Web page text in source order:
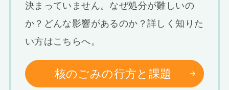
決まっていません。なぜ処分が難しいの
か？どんな影響があるのか？詳しく知りた
い方はこちらへ。
核のごみの行方と課題